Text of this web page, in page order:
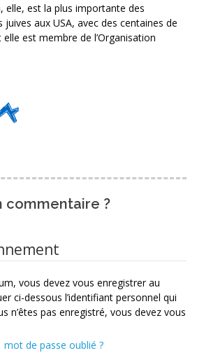
elle, est la plus importante des
aux USA, avec des centaines de
elle est membre de l’Organisation
commentaire ?
vous devez vous enregistrer au
ci-dessous l’identifiant personnel qui
n’êtes pas enregistré, vous devez vous
mot de passe oublié ?